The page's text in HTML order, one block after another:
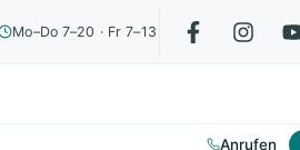
Mo–Do 7–20 · Fr 7–13
Anrufen